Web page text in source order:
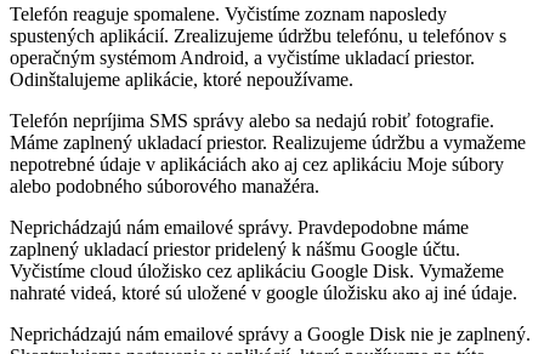
Telefón reaguje spomalene. Vyčistíme zoznam naposledy
spustených aplikácií. Zrealizujeme údržbu telefónu, u telefónov s
operačným systémom Android, a vyčistíme ukladací priestor.
Odinštalujeme aplikácie, ktoré nepoužívame.
Telefón nepríjima SMS správy alebo sa nedajú robiť fotografie.
Máme zaplnený ukladací priestor. Realizujeme údržbu a vymažeme
nepotrebné údaje v aplikáciách ako aj cez aplikáciu Moje súbory
alebo podobného súborového manažéra.
Neprichádzajú nám emailové správy. Pravdepodobne máme
zaplnený ukladací priestor pridelený k nášmu Google účtu.
Vyčistíme cloud úložisko cez aplikáciu Google Disk. Vymažeme
nahraté videá, ktoré sú uložené v google úložisku ako aj iné údaje.
Neprichádzajú nám emailové správy a Google Disk nie je zaplnený.